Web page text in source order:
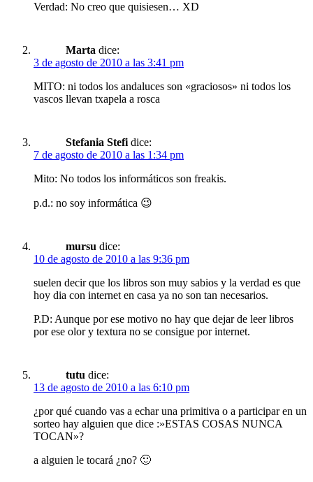
Verdad: No creo que quisiesen… XD
Marta dice:
3 de agosto de 2010 a las 3:41 pm
MITO: ni todos los andaluces son «graciosos» ni todos los
vascos llevan txapela a rosca
Stefania Stefi dice:
7 de agosto de 2010 a las 1:34 pm
Mito: No todos los informáticos son freakis.
p.d.: no soy informática 😉
mursu dice:
10 de agosto de 2010 a las 9:36 pm
suelen decir que los libros son muy sabios y la verdad es que
hoy dia con internet en casa ya no son tan necesarios.
P.D: Aunque por ese motivo no hay que dejar de leer libros
por ese olor y textura no se consigue por internet.
tutu dice:
13 de agosto de 2010 a las 6:10 pm
¿por qué cuando vas a echar una primitiva o a participar en un
sorteo hay alguien que dice :»ESTAS COSAS NUNCA
TOCAN»?
a alguien le tocará ¿no? 🙂